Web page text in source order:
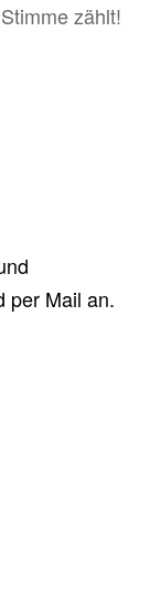
zählt!
per Mail an.